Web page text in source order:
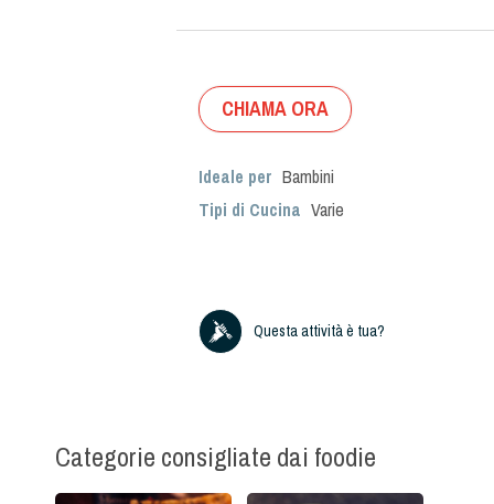
CHIAMA ORA
Ideale per Bambini
Tipi di Cucina Varie
Questa attività è tua?
Categorie consigliate dai foodie